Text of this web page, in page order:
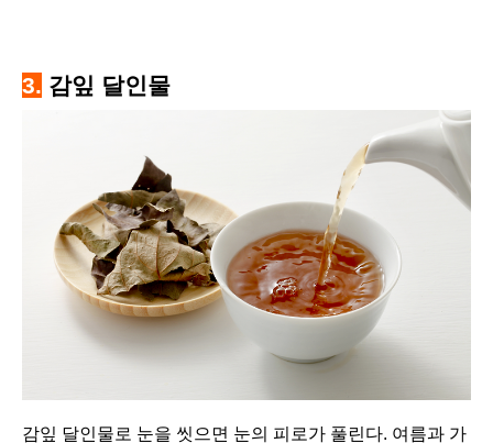
3. 감잎 달인물
감잎 달인물로 눈을 씻으면 눈의 피로가 풀린다. 여름과 가